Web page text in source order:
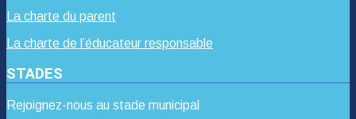
La charte du parent
La charte de l’éducateur responsable
STADES
Rejoignez-nous au stade municipal